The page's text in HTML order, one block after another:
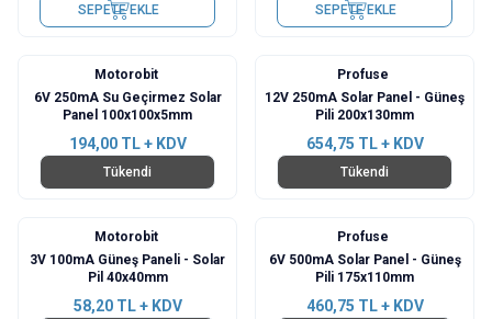
SEPETE EKLE SEPETE EKLE
Motorobit
6V 250mA Su Geçirmez Solar
Panel 100x100x5mm
194,00TL + KDV
Tükendi
Profuse
12V 250mA Solar Panel - Güneş
Pili 200x130mm
654,75 TL + KDV
Tükendi
Motorobit
3V 100mA Güneş Paneli - Solar
Pil 40x40mm
58,20TL + KDV
Profuse
6V 500mA Solar Panel - Güneş
Pili 175x110mm
460,75 TL + KDV